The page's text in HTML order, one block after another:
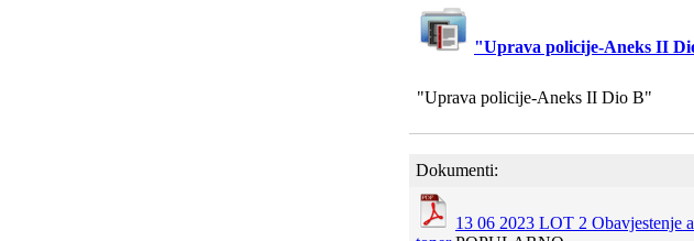
"Uprava policije-Aneks II
"Uprava policije-Aneks II Dio B"
Dokumenti:
13 06 2023 LOT 2 Obavjestenje